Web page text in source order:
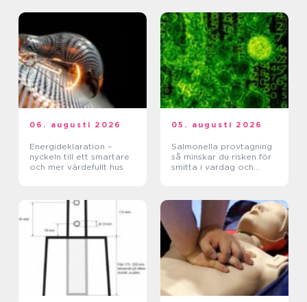
06. augusti 2026
Energideklaration –
nyckeln till ett smartare
och mer värdefullt hus
05. augusti 2026
Salmonella provtagning
så minskar du risken för
smitta i vardag och